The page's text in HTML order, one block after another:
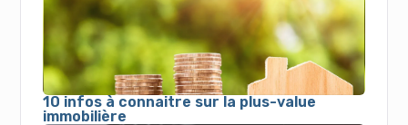
10 infos à connaitre sur la plus-value
immobilière